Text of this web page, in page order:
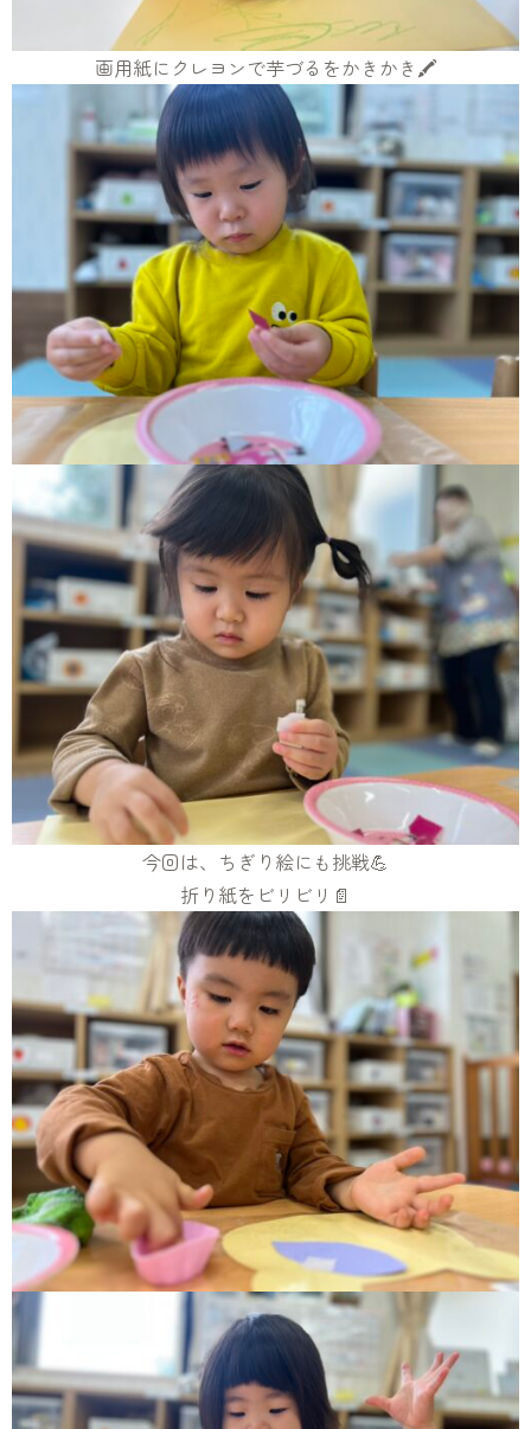
画用紙にクレヨンで芋づるをかきかき🖍
今回は、ちぎり絵にも挑戦💪
折り紙をビリビリ📄